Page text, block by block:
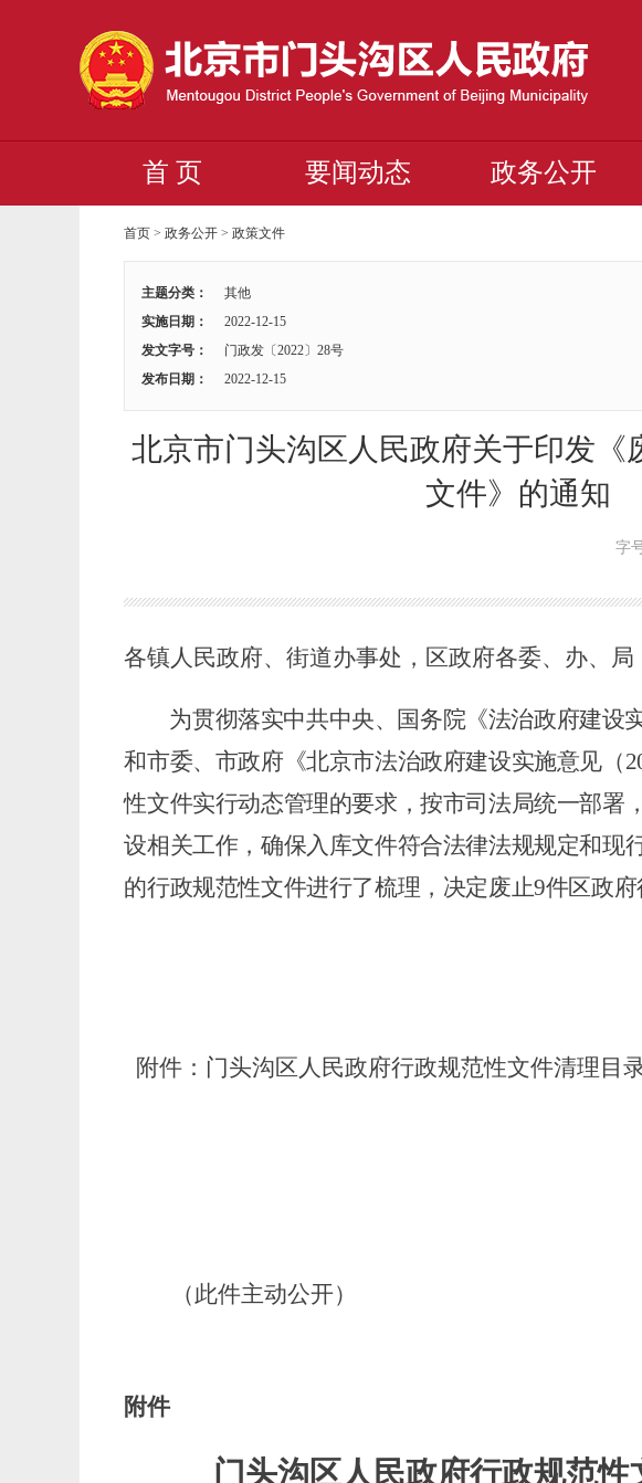
首 页 要闻动态 政务公开
首页 >政务公开 >政策文件
主题分类： 其他
实施日期：
2022-12-15
发文字号：
门政发〔2022〕28号
发布日期：
2022-12-15
北京市门头沟区人民政府关于印发《
文件》的通知
字
各镇人民政府、街道办事处，区政府各委、办、局
为贯彻落实中共中央、国务院《法治政府建设
和市委、市政府《北京市法治政府建设实施意见（
性文件实行动态管理的要求，按市司法局统一部署
设相关工作，确保入库文件符合法律法规规定和现
的行政规范性文件进行了梳理，决定废止9件区政府
附件：门头沟区人民政府行政规范性文件清理目
（此件主动公开）
附件
门头沟区人民政府行政规范性